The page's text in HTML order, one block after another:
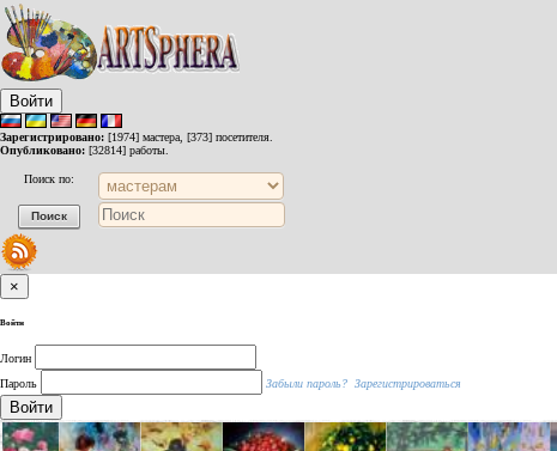
Войти
Зарегистрировано: [1974] мастера, [373] посетителя.
Опубликовано: [32814] работы.
Поиск по:
×
Войти
Логин
Пароль
Забыли пароль? Зарегистрироваться
Войти